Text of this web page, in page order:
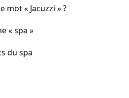
mot « Jacuzzi » ?
« spa »
du spa